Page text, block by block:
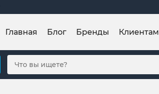
Главная Блог Бренды Клиентам